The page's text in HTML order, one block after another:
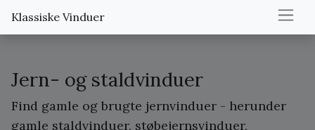
Klassiske Vinduer
Jern- og staldvinduer
Find gamle og brugte jernvinduer - herunder
gamle staldvinduer, støbejernsvinduer,